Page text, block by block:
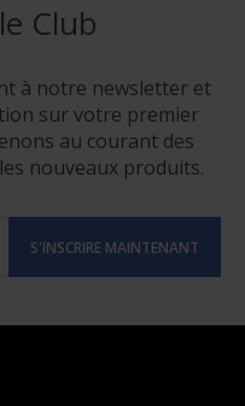
Club
à notre newsletter et
sur votre premier
au courant des
nouveaux produits.